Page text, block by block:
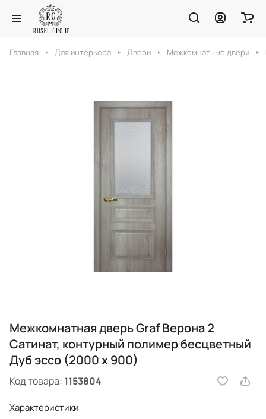
Главная Для интерьера Двери Межкомнатные двери
Межкомнатная дверь Graf Верона 2
Сатинат, контурный полимер бесцветный
Дуб эссо (2000 х 900)
Код товара: 1153804
Характеристики